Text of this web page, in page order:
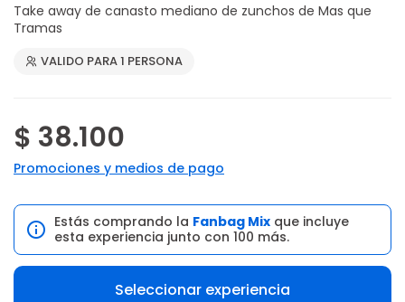
Take away de canasto mediano de zunchos de Mas que
Tramas
VALIDO PARA 1 PERSONA
$ 38.100
Promociones y medios de pago
Estás comprando la Fanbag Mix que incluye
esta experiencia junto con 100 más.
Seleccionar experiencia